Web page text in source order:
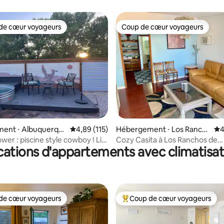
base de 136 commentaires : 4,96 sur 5
cœur voyageurs les plus appréciés
cœur voyageurs
⋅ Albuquerqu
Évaluation moyenne sur la base de 115
4,89 (115)
: piscine style cowboy ! Lit
! Climatisation, café
Coup de cœur voyageurs
Coup de cœur voyageurs
Hébergement ⋅ Los Ranch
os de Albuquerque
Cozy Casita à Los Ranchos de
Albuquerque
d'appartements avec
cœur voyageurs les plus appréciés
cœur voyageurs Coups de cœur voyageurs les
Coup de cœur voyageurs